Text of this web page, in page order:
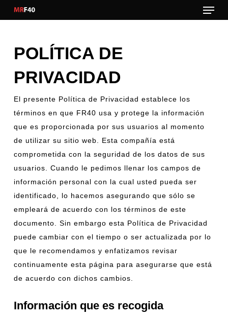
to
content
Menu
POLÍTICA DE
PRIVACIDAD
El presente Política de Privacidad establece los
términos en que FR40 usa y protege la información
que es proporcionada por sus usuarios al momento
de utilizar su sitio web. Esta compañía está
comprometida con la seguridad de los datos de sus
usuarios. Cuando le pedimos llenar los campos de
información personal con la cual usted pueda ser
identificado, lo hacemos asegurando que sólo se
empleará de acuerdo con los términos de este
documento. Sin embargo esta Política de Privacidad
puede cambiar con el tiempo o ser actualizada por lo
que le recomendamos y enfatizamos revisar
continuamente esta página para asegurarse que está
de acuerdo con dichos cambios.
Información que es recogida